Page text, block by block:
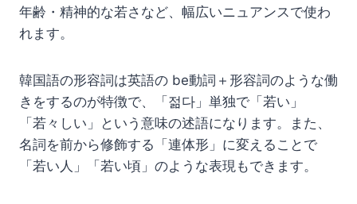
年齢・精神的な若さなど、幅広いニュアンスで使わ
れます。
韓国語の形容詞は英語の be動詞＋形容詞のような働
きをするのが特徴で、「젊다」単独で「若い」
「若々しい」という意味の述語になります。また、
名詞を前から修飾する「連体形」に変えることで
「若い人」「若い頃」のような表現もできます。